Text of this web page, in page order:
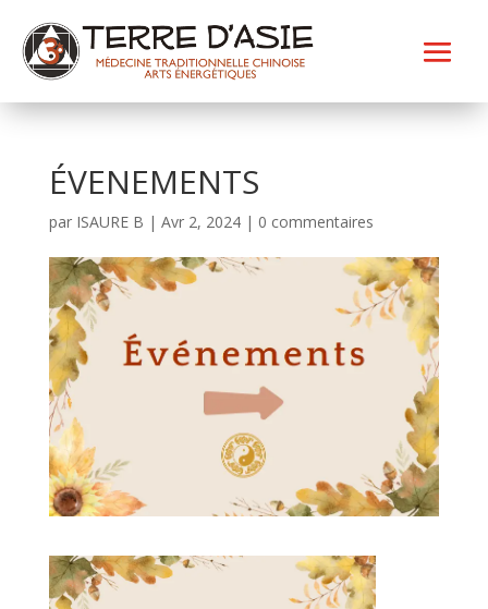
ÉVENEMENTS
par ISAURE B | Avr 2, 2024| 0 commentaires